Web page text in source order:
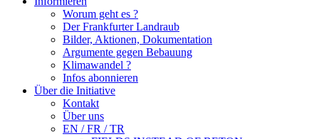
Worum geht es ?
Der Frankfurter Landraub
Bilder, Aktionen, Dokumentation
Argumente gegen Bebauung
Klimawandel ?
Infos abonnieren
Über die Initiative
Kontakt
Über uns
EN / FR / TR